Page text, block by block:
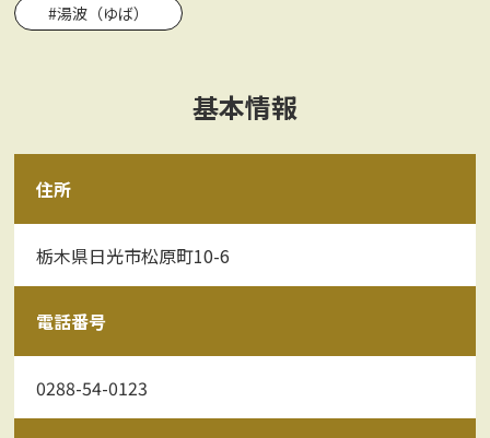
#湯波（ゆば）
基本情報
住所
栃木県日光市松原町10-6
電話番号
0288-54-0123